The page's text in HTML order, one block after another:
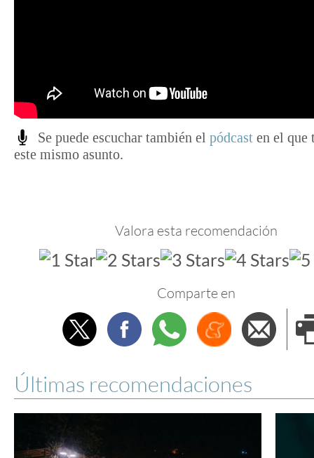
Se puede escuchar también el pódcast en el que
este mismo asunto.
Valora esta recomendación
Comparte en
TwitterFacebookWhatsappMenéame
Últimas recomendaciones